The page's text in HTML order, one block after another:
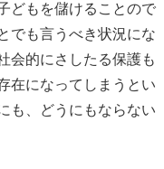
どもを儲けることので
でも言うべき状況にな
会的にさしたる保護も
在になってしまうとい
も、どうにもならない